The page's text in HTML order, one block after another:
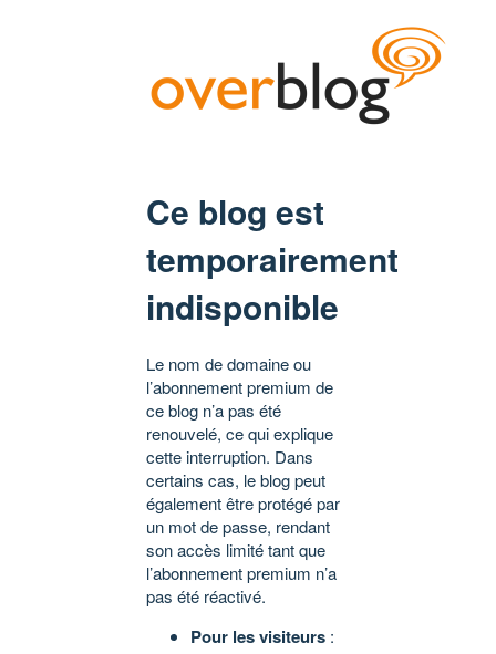
Ce blog est
temporairement
indisponible
Le nom de domaine ou
l’abonnement premium de
ce blog n’a pas été
renouvelé, ce qui explique
cette interruption. Dans
certains cas, le blog peut
également être protégé par
un mot de passe, rendant
son accès limité tant que
l’abonnement premium n’a
pas été réactivé.
Pour les visiteurs :